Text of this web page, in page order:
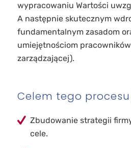
wypracowaniu Wartości
A następnie skutecznym
fundamentalnym zasadom
umiejętnościom
zarządzającej).
Celem tego procesu
Zbudowanie strategii
cele.